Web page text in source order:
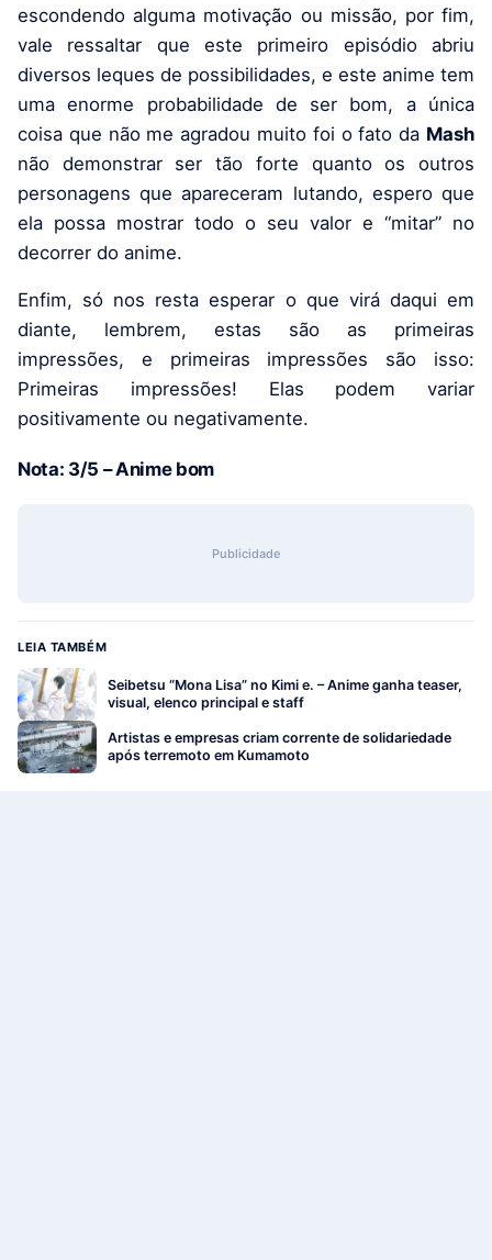
escondendo alguma motivação ou missão, por fim,
vale ressaltar que este primeiro episódio abriu
diversos leques de possibilidades, e este anime tem
uma enorme probabilidade de ser bom, a única
coisa que não me agradou muito foi o fato da Mash
não demonstrar ser tão forte quanto os outros
personagens que apareceram lutando, espero que
ela possa mostrar todo o seu valor e “mitar” no
decorrer do anime.
Enfim, só nos resta esperar o que virá daqui em
diante, lembrem, estas são as primeiras
impressões, e primeiras impressões são isso:
Primeiras impressões! Elas podem variar
positivamente ou negativamente.
Nota: 3/5 – Anime bom
Publicidade
LEIA TAMBÉM
Seibetsu “Mona Lisa” no Kimi e. – Anime ganha teaser,
visual, elenco principal e staff
Artistas e empresas criam corrente de solidariedade
após terremoto em Kumamoto